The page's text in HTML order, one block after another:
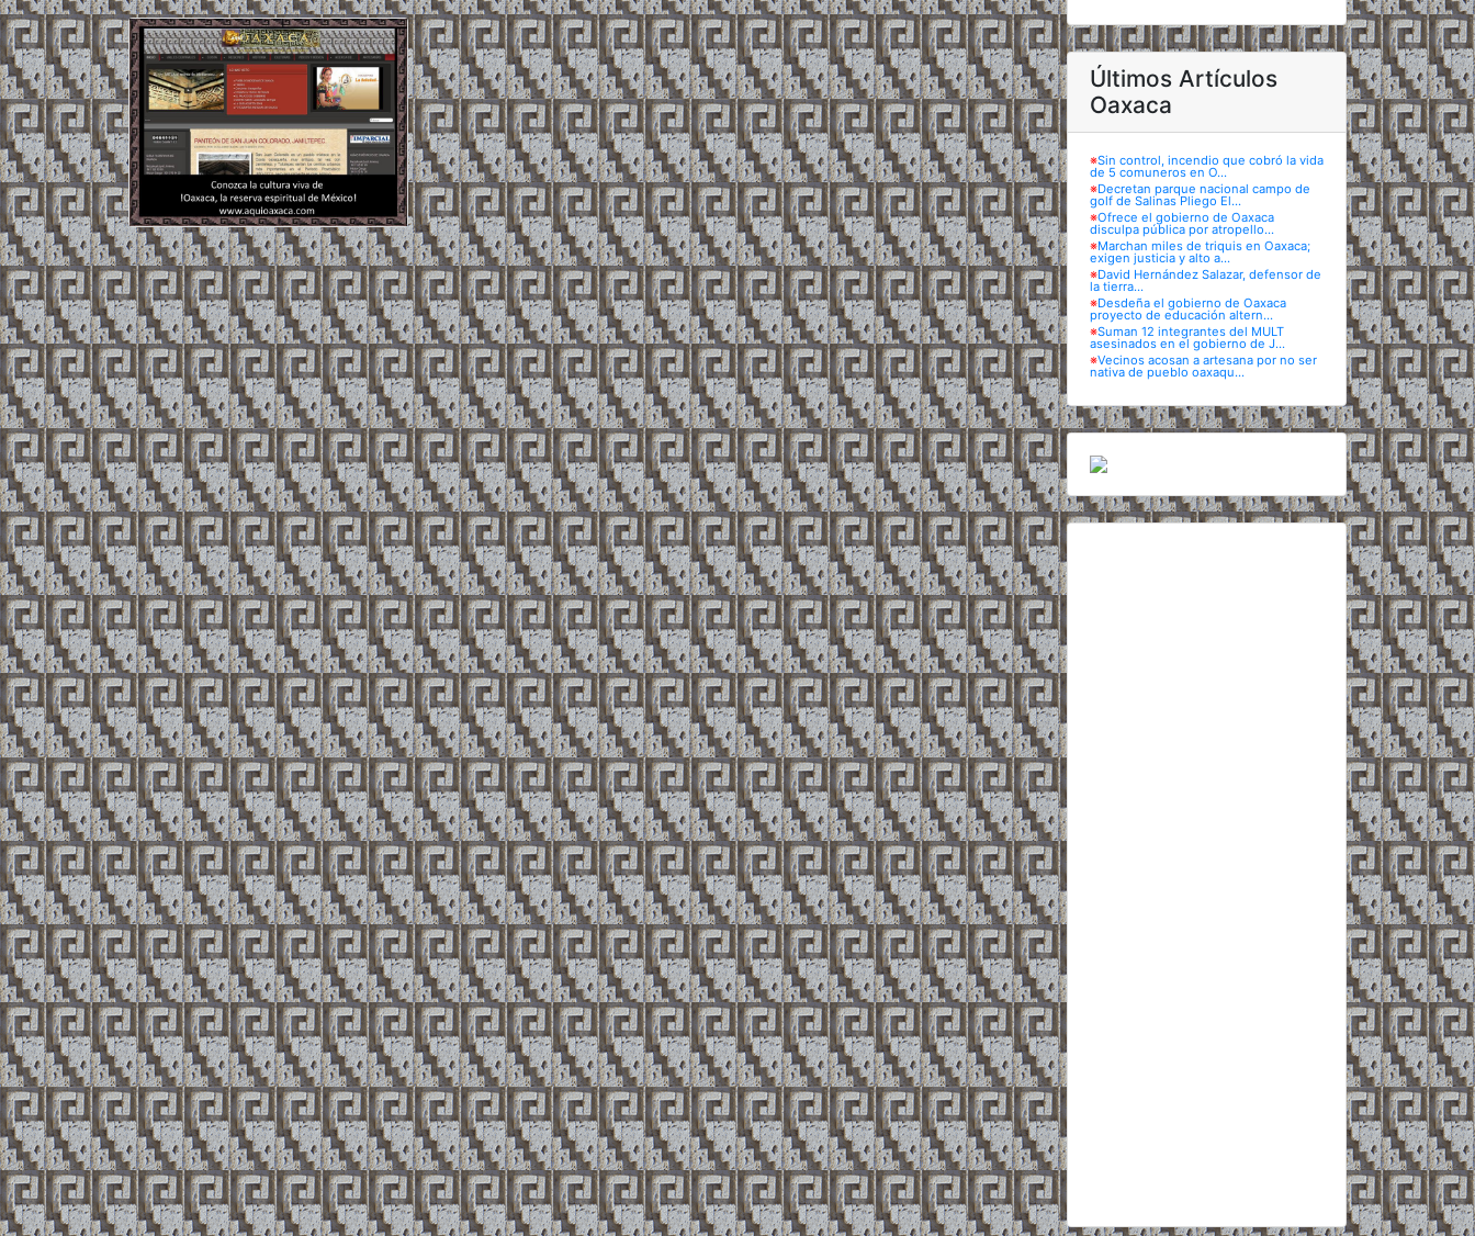
Últimos Artículos
Oaxaca
※Sin control, incendio que cobró la vida
de 5 comuneros en O...
※Decretan parque nacional campo de
golf de Salinas Pliego El...
※Ofrece el gobierno de Oaxaca
disculpa pública por atropello...
※Marchan miles de triquis en Oaxaca;
exigen justicia y alto a...
※David Hernández Salazar, defensor de
la tierra...
※Desdeña el gobierno de Oaxaca
proyecto de educación altern...
※Suman 12 integrantes del MULT
asesinados en el gobierno de J...
※Vecinos acosan a artesana por no ser
nativa de pueblo oaxaqu...